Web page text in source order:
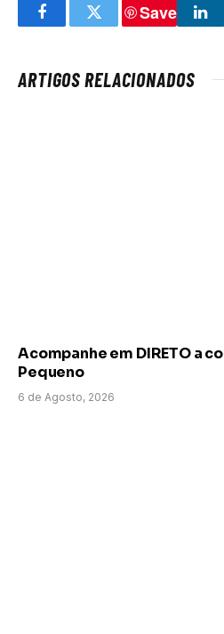
FacebookTwitter
Save
ARTIGOS RELACIONADOS
Acompanhe em DIRETO a
Pequeno
6 de Agosto, 2026